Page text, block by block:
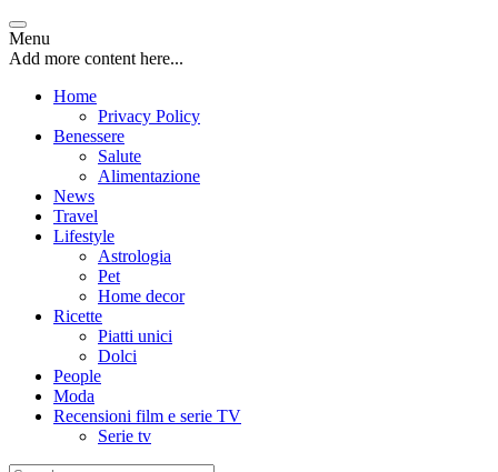
Menu
Add more content here...
Home
Privacy Policy
Benessere
Salute
Alimentazione
News
Travel
Lifestyle
Astrologia
Pet
Home decor
Ricette
Piatti unici
Dolci
People
Moda
Recensioni film e serie TV
Serie tv